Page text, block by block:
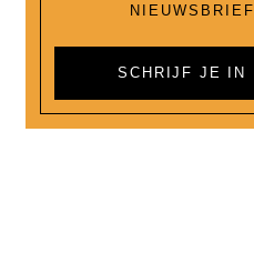
NIEUWSBRIEF
SCHRIJF JE IN